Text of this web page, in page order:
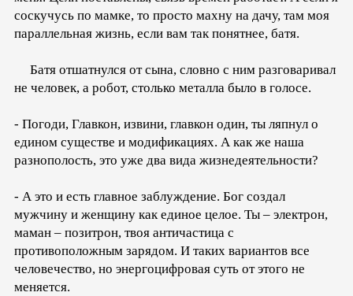
соскучусь по мамке, то просто махну на дачу, там моя
параллельная жизнь, если вам так понятнее, батя.
Батя отшатнулся от сына, словно с ним разговаривал
не человек, а робот, столько металла было в голосе.
- Погоди, Главкон, извини, главкон один, ты ляпнул о
едином существе и модификациях. А как же наша
разнополость, это уже два вида жизнедеятельности?
- А это и есть главное заблуждение. Бог создал
мужчину и женщину как единое целое. Ты – электрон,
маман – позитрон, твоя античастица с
противоположным зарядом. И таких вариантов все
человечество, но энергоцифровая суть от этого не
меняется.